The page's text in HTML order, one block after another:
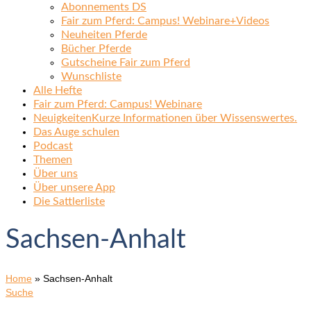
Abonnements DS
Fair zum Pferd: Campus! Webinare+Videos
Neuheiten Pferde
Bücher Pferde
Gutscheine Fair zum Pferd
Wunschliste
Alle Hefte
Fair zum Pferd: Campus! Webinare
Neuigkeiten Kurze Informationen über Wissenswertes.
Das Auge schulen
Podcast
Themen
Über uns
Über unsere App
Die Sattlerliste
Sachsen-Anhalt
Home » Sachsen-Anhalt
Suche